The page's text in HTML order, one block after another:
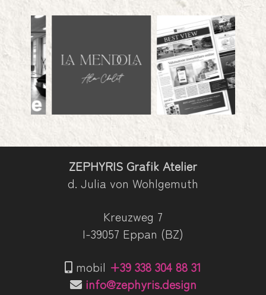
ZEPHYRIS Grafik Atelier
d. Julia von Wohlgemuth
Kreuzweg 7
I-39057 Eppan (BZ)
mobil +39 338 304 88 31
info@zephyris.design